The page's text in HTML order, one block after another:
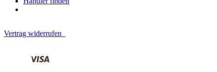
Vertrag widerrufen